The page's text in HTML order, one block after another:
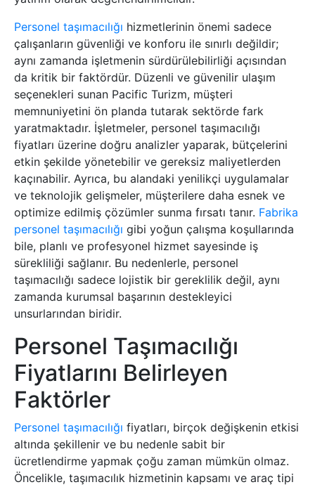
Personel taşımacılığı hizmetlerinin önemi sadece
çalışanların güvenliği ve konforu ile sınırlı değildir;
aynı zamanda işletmenin sürdürülebilirliği açısından
da kritik bir faktördür. Düzenli ve güvenilir ulaşım
seçenekleri sunan Pacific Turizm, müşteri
memnuniyetini ön planda tutarak sektörde fark
yaratmaktadır. İşletmeler, personel taşımacılığı
fiyatları üzerine doğru analizler yaparak, bütçelerini
etkin şekilde yönetebilir ve gereksiz maliyetlerden
kaçınabilir. Ayrıca, bu alandaki yenilikçi uygulamalar
ve teknolojik gelişmeler, müşterilere daha esnek ve
optimize edilmiş çözümler sunma fırsatı tanır. Fabrika
personel taşımacılığı gibi yoğun çalışma koşullarında
bile, planlı ve profesyonel hizmet sayesinde iş
sürekliliği sağlanır. Bu nedenlerle, personel
taşımacılığı sadece lojistik bir gereklilik değil, aynı
zamanda kurumsal başarının destekleyici
unsurlarından biridir.
Personel Taşımacılığı
Fiyatlarını Belirleyen
Faktörler
Personel taşımacılığı fiyatları, birçok değişkenin etkisi
altında şekillenir ve bu nedenle sabit bir
ücretlendirme yapmak çoğu zaman mümkün olmaz.
Öncelikle, taşımacılık hizmetinin kapsamı ve araç tipi